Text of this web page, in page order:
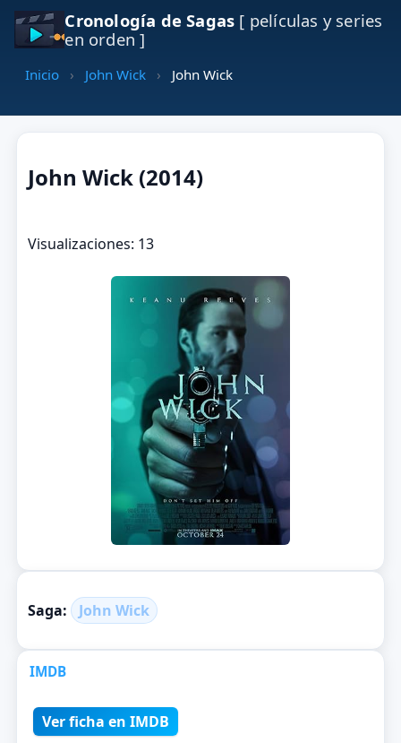
Cronología de Sagas [ películas y series
en orden ]
Inicio › John Wick › John Wick
John Wick (2014)
Visualizaciones: 13
Saga: John Wick
IMDB
Ver ficha en IMDB